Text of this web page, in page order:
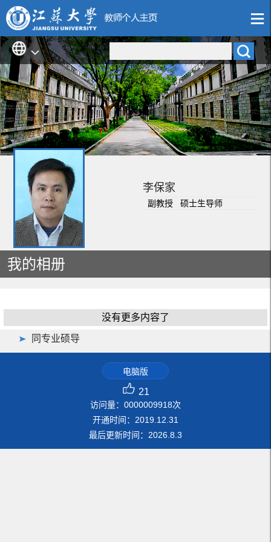
李保家
副教授 硕士生导师
我的相册
没有更多内容了
同专业硕导
电脑版
21
访问量： 0000009918次
开通时间： 2019 12 31
最后更新时间： 2026 8 3